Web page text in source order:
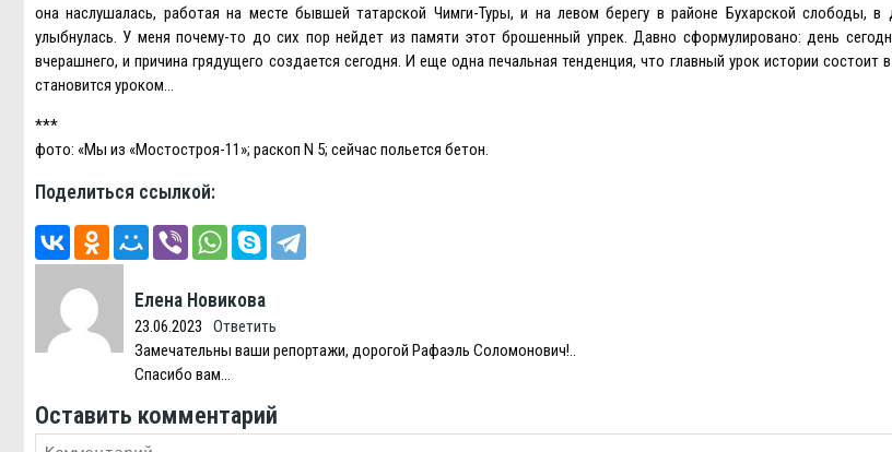
она наслушалась, работая на месте бывшей татарской Чимги-Туры, и на левом берегу в районе Бухарской слободы, в
улыбнулась. У меня почему-то до сих пор нейдет из памяти этот брошенный упрек. Давно сформулировано: день
вчерашнего, и причина грядущего создается сегодня. И еще одна печальная тенденция, что главный урок истории состоит
становится уроком…
***
фото: «Мы из «Мостостроя-11»; раскоп N 5; сейчас польется бетон.
Поделиться ссылкой:
Елена Новикова
23.06.2023
Ответить
Замечательны ваши репортажи, дорогой Рафаэль Соломонович!..
Спасибо вам…
Оставить комментарий